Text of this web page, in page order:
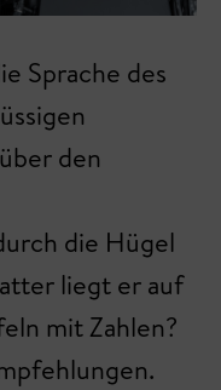
Sprache des
den
die Hügel
liegt er auf
mit Zahlen?